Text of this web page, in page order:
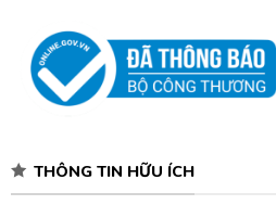
THÔNG TIN HỮU ÍCH